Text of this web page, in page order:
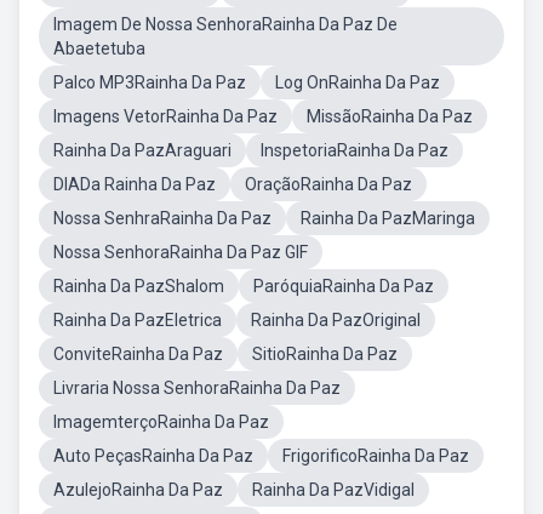
Imagem De Nossa SenhoraRainha Da Paz De
Abaetetuba
Palco MP3Rainha Da Paz
Log OnRainha Da Paz
Imagens VetorRainha Da Paz
MissãoRainha Da Paz
Rainha Da PazAraguari
InspetoriaRainha Da Paz
DIADa Rainha Da Paz
OraçãoRainha Da Paz
Nossa SenhraRainha Da Paz
Rainha Da PazMaringa
Nossa SenhoraRainha Da Paz GIF
Rainha Da PazShalom
ParóquiaRainha Da Paz
Rainha Da PazEletrica
Rainha Da PazOriginal
ConviteRainha Da Paz
SitioRainha Da Paz
Livraria Nossa SenhoraRainha Da Paz
ImagemterçoRainha Da Paz
Auto PeçasRainha Da Paz
FrigorificoRainha Da Paz
AzulejoRainha Da Paz
Rainha Da PazVidigal